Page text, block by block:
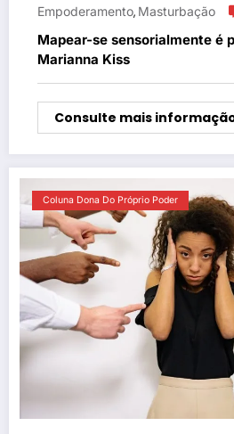
Empoderamento, Masturbação
Mapear-se sensorialmente é
Marianna Kiss
Consulte mais
Coluna Dona Do Próprio Poder